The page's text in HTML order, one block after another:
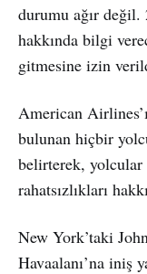
durumu ağır değil.
hakkında bilgi
gitmesine izin
American
bulunan hiçbir
belirterek, yolcular
rahatsızlıkları
New York’taki
Havaalanı’na